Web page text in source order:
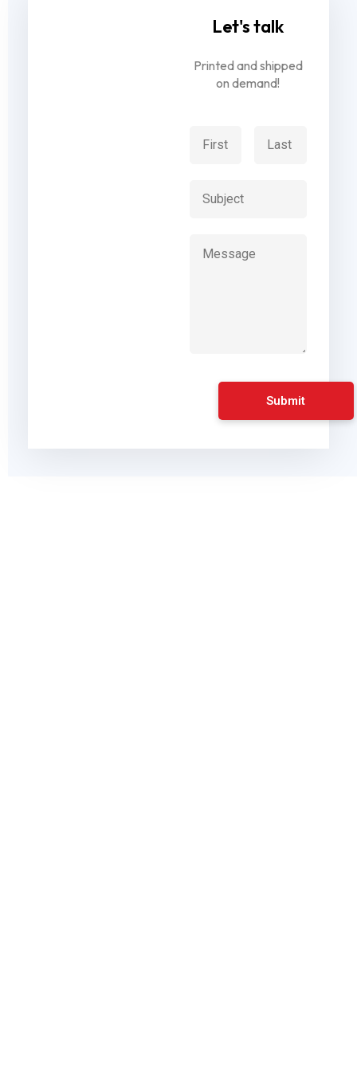
Let's talk
Printed and shipped
on demand!